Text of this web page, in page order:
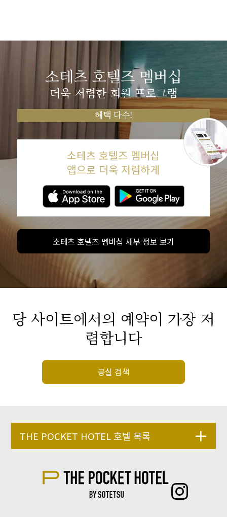
소테츠 호텔즈 멤버십
더욱 저렴한 회원 프로그램
혜택 다수!
소테츠 호텔즈 멤버십
앱으로 더욱 저렴하게
소테츠 호텔즈 멤버십 세부 정보 보기
당 사이트에서의 예약이 가장 저
렴합니다
공실 검색
THE POCKET HOTEL 호텔 목록